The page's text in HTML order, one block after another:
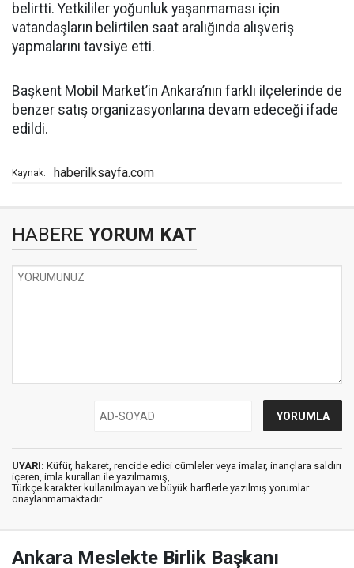
belirtti. Yetkililer yoğunluk yaşanmaması için
vatandaşların belirtilen saat aralığında alışveriş
yapmalarını tavsiye etti.
Başkent Mobil Market’in Ankara’nın farklı ilçelerinde de
benzer satış organizasyonlarına devam edeceği ifade
edildi.
Kaynak: haberilksayfa.com
HABERE YORUM KAT
UYARI: Küfür, hakaret, rencide edici cümleler veya imalar, inançlara saldırı
içeren, imla kuralları ile yazılmamış,
Türkçe karakter kullanılmayan ve büyük harflerle yazılmış yorumlar
onaylanmamaktadır.
Ankara Meslekte Birlik Başkanı